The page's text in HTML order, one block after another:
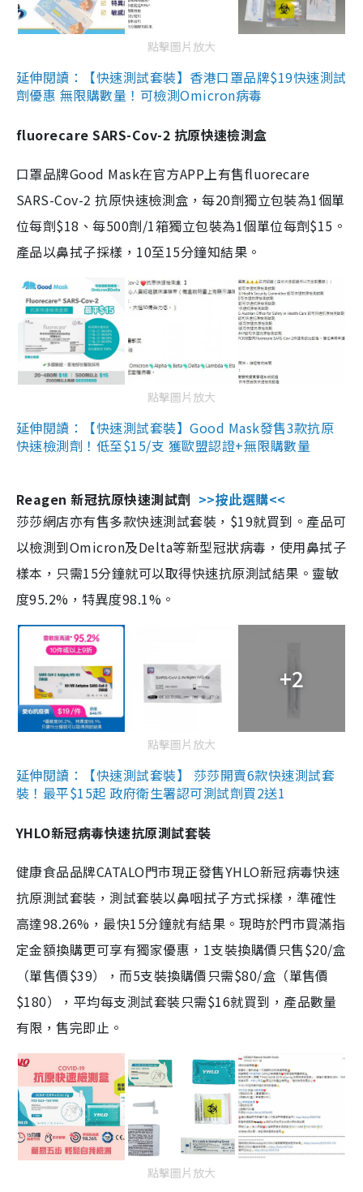
點擊圖片放大
延伸閱讀：【快速測試套裝】香港口罩品牌$19快速測試
劑優惠 無限購數量！可檢測Omicron病毒
fluorecare SARS-Cov-2 抗原快速檢測盒
口罩品牌Good Mask在官方APP上有售fluorecare
SARS-Cov-2 抗原快速檢測盒，每20劑獨立包裝為1個單
位每劑$18、每500劑/1箱獨立包裝為1個單位每劑$15。
產品以鼻拭子採樣，10至15分鐘知結果。
點擊圖片放大
延伸閱讀：【快速測試套裝】Good Mask發售3款抗原
快速檢測劑！低至$15/支 獲歐盟認證+無限購數量
Reagen 新冠抗原快速測試劑 >>按此選購<<
莎莎網店亦有售多款快速測試套裝，$19就買到。產品可
以檢測到Omicron及Delta等新型冠狀病毒，使用鼻拭子
樣本，只需15分鐘就可以取得快速抗原測試結果。靈敏
度95.2%，特異度98.1%。
+2
點擊圖片放大
延伸閱讀：【快速測試套裝】 莎莎開賣6款快速測試套
裝！最平$15起 政府衛生署認可測試劑買2送1
YHLO新冠病毒快速抗原測試套裝
健康食品品牌CATALO門市現正發售YHLO新冠病毒快速
抗原測試套裝，測試套裝以鼻咽拭子方式採樣，準確性
高達98.26%，最快15分鐘就有結果。現時於門市買滿指
定金額換購更可享有獨家優惠，1支裝換購價只售$20/盒
（單售價$39），而5支裝換購價只需$80/盒（單售價
$180），平均每支測試套裝只需$16就買到，產品數量
有限，售完即止。
點擊圖片放大